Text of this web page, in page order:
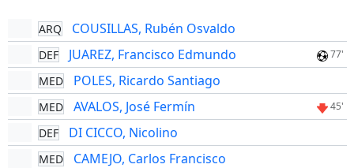
ARQ COUSILLAS, Rubén Osvaldo
DEF JUAREZ, Francisco Edmundo 77'
MED POLES, Ricardo Santiago
MED AVALOS, José Fermín 45'
DEF DI CICCO, Nicolino
MED CAMEJO, Carlos Francisco